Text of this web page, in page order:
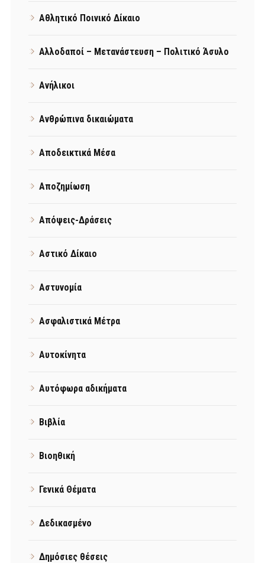
Αθλητικό Ποινικό Δίκαιο
Αλλοδαποί – Μετανάστευση – Πολιτικό Άσυλο
Ανήλικοι
Ανθρώπινα δικαιώματα
Αποδεικτικά Μέσα
Αποζημίωση
Απόψεις-Δράσεις
Αστικό Δίκαιο
Αστυνομία
Ασφαλιστικά Μέτρα
Αυτοκίνητα
Αυτόφωρα αδικήματα
Βιβλία
Βιοηθική
Γενικά Θέματα
Δεδικασμένο
Δημόσιες θέσεις